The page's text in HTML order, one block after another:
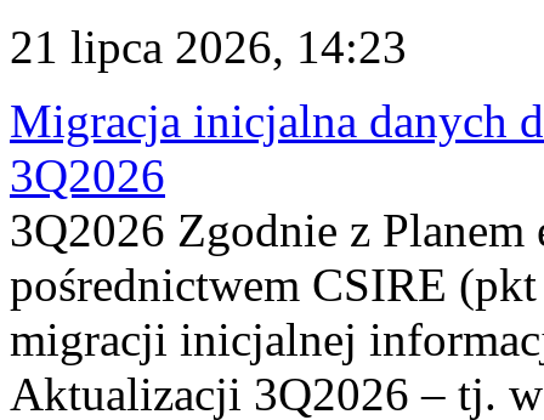
21 lipca 2026, 14:23
Migracja inicjalna danych
3Q2026
3Q2026 Zgodnie z
pośrednictwem CSIRE
migracji inicjalnej
Aktualizacji 3Q2026 – tj.